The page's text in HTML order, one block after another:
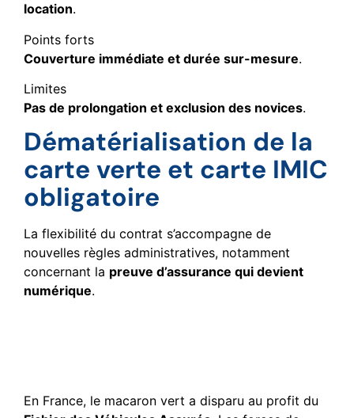
location.
Points forts
Couverture immédiate et durée sur-mesure.
Limites
Pas de prolongation et exclusion des novices.
Dématérialisation de la
carte verte et carte IMIC
obligatoire
La flexibilité du contrat s’accompagne de
nouvelles règles administratives, notamment
concernant la preuve d’assurance qui devient
numérique.
En France, le macaron vert a disparu au profit du